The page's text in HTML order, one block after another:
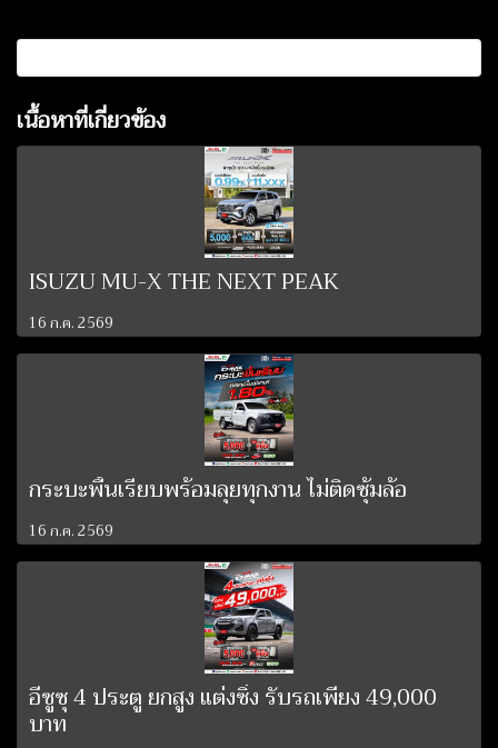
เนื้อหาที่เกี่ยวข้อง
ISUZU MU-X THE NEXT PEAK
16 ก.ค. 2569
กระบะพื้นเรียบพร้อมลุยทุกงาน ไม่ติดซุ้มล้อ
16 ก.ค. 2569
อีซูซุ 4 ประตู ยกสูง แต่งซิ่ง รับรถเพียง 49,000
บาท